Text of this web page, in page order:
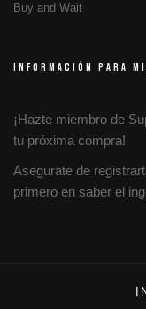
Buy and Wait
INFORMACIÓN PARA
¡Hazte miembro de
tu próxima compra!
Asegurate de
primero en saber el